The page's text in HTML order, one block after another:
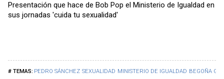
PEDRO SÁNCHEZ SEXUALIDAD MINISTERIO DE IGUALDAD BEGOÑA
Presentación que hace de Bob Pop el Ministerio de Igualdad en
sus jornadas 'cuida tu sexualidad'